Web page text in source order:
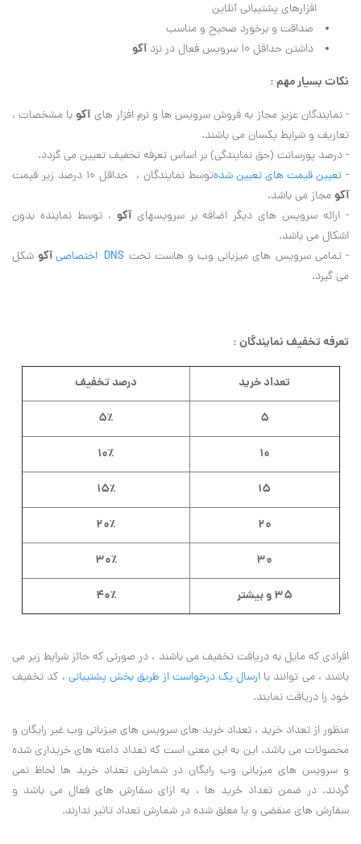
افزارهای پشتیبانی آنلاین
صداقت و برخورد صحیح و مناسب
داشتن حداقل ۱۰ سرویس فعال در نزد
آکو
نکات بسیار مهم :
- نمایندگان عزیز مجاز به فروش سرویس ها و نرم افزار هایآکوبا مشخصات ،
تعاریف و شرایط یکسان می باشند.
- درصد پورسانت (حق نمایندگی) بر اساس تعرفه تخفیف تعیین می گردد.
- تعیین قیمت های تعیین شدهتوسط نمایندگان ، حداقل ۱۰ درصد زیر قیمت
آکومجاز می باشد.
- ارائه سرویس های دیگر اضافه بر سرویسهایآکو ، توسط نماینده بدون
اشکال می باشد.
- تمامی سرویس های میزبانی وب و هاست تحت DNS اختصاصی آکوشکل
می گیرد.
تعرفه تخفیف نمایندگان :
تعداد خرید
درصد تخفیف
۵
۵٪
۱۰
۱۰٪
۱۵
۱۵٪
۲۰
۲۰٪
۳۰
۳۰٪
۳۵ و بیشتر
۴۰٪
افرادی که مایل به دریافت تخفیف می باشند ، در صورتی که حائز شرایط زیر می
باشند ، می توانند باارسال یک درخواست از طریق بخش پشتیبانی ، کد تخفیف
خود را دریافت نمایند.
منظور از تعداد خرید ، تعداد خرید های سرویس های میزبانی وب غیر رایگان و
محصولات می باشد. این به این معنی است که تعداد دامنه های خریداری شده
و سرویس های میزبانی وب رایگان در شمارش تعداد خرید ها لحاظ نمی
گردند. در ضمن تعداد خرید ها ، به ازای سفارش های فعال می باشد و
سفارش های منقضی و یا معلق شده در شمارش تعداد تاثیر ندارند.